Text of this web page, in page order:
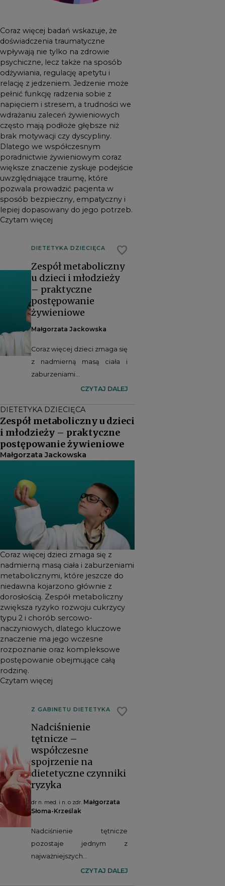
potrzeb.
Coraz więcej badań wskazuje, że
doświadczenia traumatyczne
wpływają nie tylko na zdrowie
psychiczne, lecz także na sposób
odżywiania, regulację apetytu i
relację z jedzeniem. Jedzenie może
pełnić funkcję radzenia sobie z
napięciem i stresem, a trudności we
wdrażaniu zaleceń żywieniowych
często mają podłoże głębsze niż
brak motywacji czy dyscypliny.
Dlatego we współczesnym
poradnictwie żywieniowym coraz
większe znaczenie zyskuje podejście
uwzględniające traumę, które
pozwala prowadzić pacjenta w
sposób bezpieczny, empatyczny i
lepiej dopasowany do jego potrzeb.
Czytam więcej
DIETETYKA DZIECIĘCA favorite
Zespół metaboliczny
u dzieci i młodzieży
– praktyczne
postępowanie
żywieniowe
Małgorzata Jackowska
Coraz więcej dzieci zmaga się
z nadmierną masą ciała i
zaburzeniami
metabolicznymi, które
kojarzono głównie z
dorosłością. Zespół
metaboliczny zwiększa
ryzyko rozwoju cukrzycy typu
2 i chorób sercowo-
kluczowe znaczenie ma jego
wczesne rozpoznanie oraz
kompleksowe postępowanie
obejmujące całą rodzinę.
CZYTAJ DALEJ
DIETETYKA DZIECIĘCA
Zespół metaboliczny u dzieci
i młodzieży – praktyczne
postępowanie żywieniowe
Małgorzata Jackowska
Coraz więcej dzieci zmaga się z
nadmierną masą ciała i zaburzeniami
metabolicznymi, które jeszcze do
niedawna kojarzono głównie z
dorosłością. Zespół metaboliczny
zwiększa ryzyko rozwoju cukrzycy
typu 2 i chorób sercowo-
naczyniowych, dlatego kluczowe
znaczenie ma jego wczesne
rozpoznanie oraz kompleksowe
postępowanie obejmujące całą
rodzinę.
Czytam więcej
Z GABINETU DIETETYKA favorite
Nadciśnienie
tętnicze –
współczesne
spojrzenie na
dietetyczne czynniki
ryzyka
dr n. med. i n. o zdr. Małgorzata
Słoma-Krześlak
Nadciśnienie tętnicze
pozostaje jednym z
najważniejszych
modyfikowalnych czynników
CZYTAJ DALEJ